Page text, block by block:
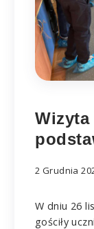
Wizyta
2 Grudnia
W dniu 26
gościły